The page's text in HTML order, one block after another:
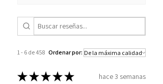
1 - 6 de 458 Ordenar por:
★★★★★ hace 3 semanas